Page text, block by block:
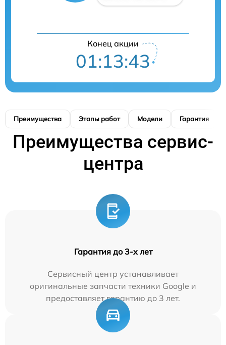
Конец акции
01:13:42
Преимущества Этапы работ Модели Гарантия
Преимущества сервис-
центра
Гарантия до 3-х лет
Сервисный центр устанавливает
оригинальные запчасти техники Google и
предоставляет гарантию до 3 лет.